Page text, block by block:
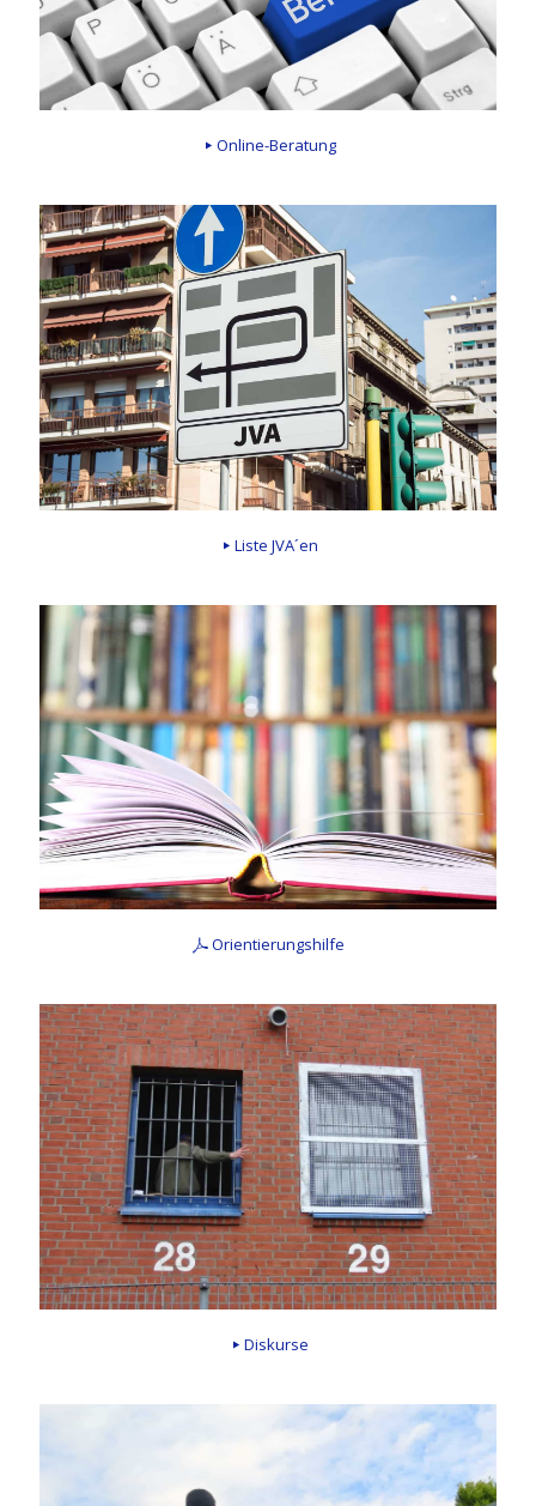
Online-Beratung
Liste JVA´en
Orientierungshilfe
Diskurse